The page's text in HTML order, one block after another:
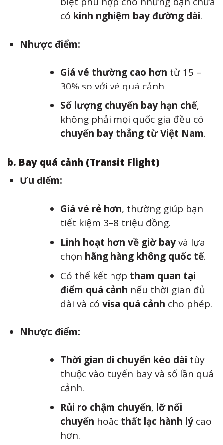
có kinh nghiệm bay đường dài.
Nhược điểm:
Giá vé thường cao hơn từ 15 –
30% so với vé quá cảnh.
Số lượng chuyến bay hạn chế,
không phải mọi quốc gia đều có
chuyến bay thẳng từ Việt Nam.
b. Bay quá cảnh (Transit Flight)
Ưu điểm:
Giá vé rẻ hơn, thường giúp bạn
tiết kiệm 3–8 triệu đồng.
Linh hoạt hơn về giờ bayvà lựa
chọn hãng hàng không quốc tế.
Có thể kết hợp tham quan tại
điểm quá cảnh nếu thời gian đủ
dài và cóvisa quá cảnh cho phép.
Nhược điểm:
Thời gian di chuyển kéo dài tùy
thuộc vào tuyến bay và số lần quá
cảnh.
Rủi ro chậm chuyến, lỡ nối
chuyến hoặc thất lạc hành lý cao
hơn.